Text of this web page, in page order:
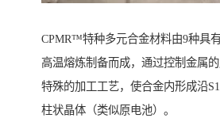
CPMR™特种多元合金材料由9种具
高温熔炼制备而成，通过控制金属
特殊的加工工艺，使合金内形成沿
柱状晶体（类似原电池）。